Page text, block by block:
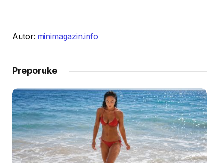
Autor: minimagazin.info
Preporuke